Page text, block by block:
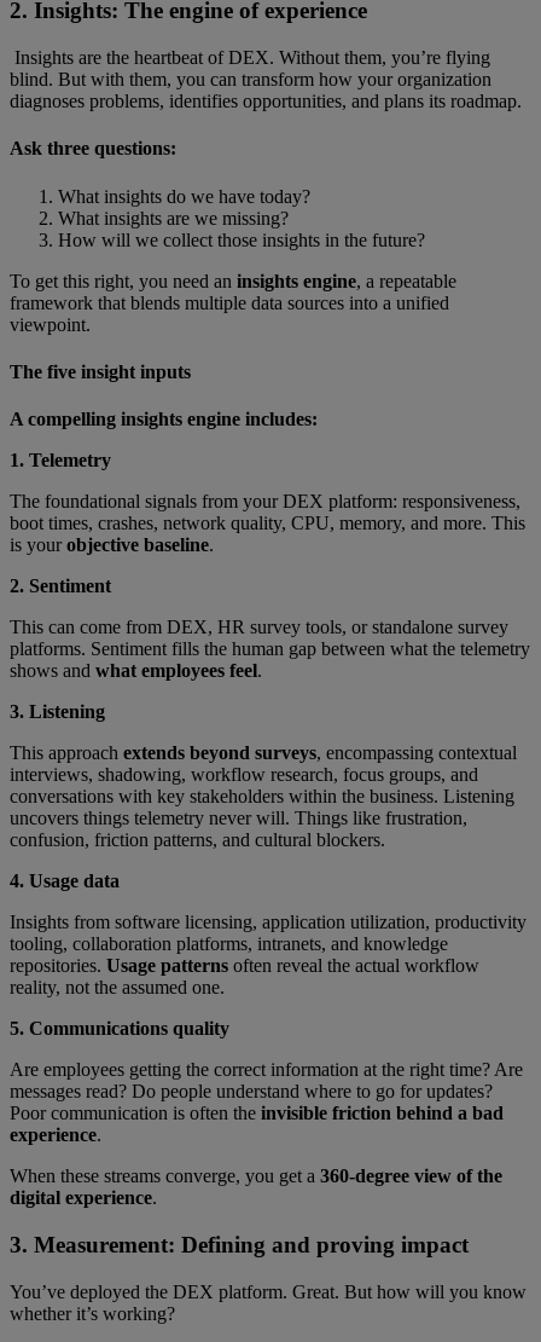
2. Insights: The engine of experience
Insights are the heartbeat of DEX. Without them, you’re flying
blind. But with them, you can transform how your organization
diagnoses problems, identifies opportunities, and plans its roadmap.
Ask three questions:
What insights do we have today?
What insights are we missing?
How will we collect those insights in the future?
To get this right, you need an insights engine, a repeatable
framework that blends multiple data sources into a unified
viewpoint.
The five insight inputs
A compelling insights engine includes:
1. Telemetry
The foundational signals from your DEX platform: responsiveness,
boot times, crashes, network quality, CPU, memory, and more. This
is yourobjective baseline.
2. Sentiment
This can come from DEX, HR survey tools, or standalone survey
platforms. Sentiment fills the human gap between what the telemetry
shows and what employees feel.
3. Listening
This approach extends beyond surveys, encompassing contextual
interviews, shadowing, workflow research, focus groups, and
conversations with key stakeholders within the business. Listening
uncovers things telemetry never will. Things like frustration,
confusion, friction patterns, and cultural blockers.
4. Usage data
Insights from software licensing, application utilization, productivity
tooling, collaboration platforms, intranets, and knowledge
repositories. Usage patterns often reveal the actual workflow
reality, not the assumed one.
5. Communications quality
Are employees getting the correct information at the right time? Are
messages read? Do people understand where to go for updates?
Poor communication is often the invisible friction behind a bad
experience.
When these streams converge, you get a 360-degree view of the
digital experience.
3. Measurement: Defining and proving impact
You’ve deployed the DEX platform. Great. But how will you know
whether it’s working?